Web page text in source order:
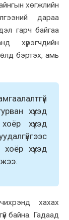
хөгжлийн
дараа
гарч байгаа
хүрэгчдийн
бэртэх, амь
хүүхэд
хүүхэд
хүүхэд
хахах
байна. Гадаад